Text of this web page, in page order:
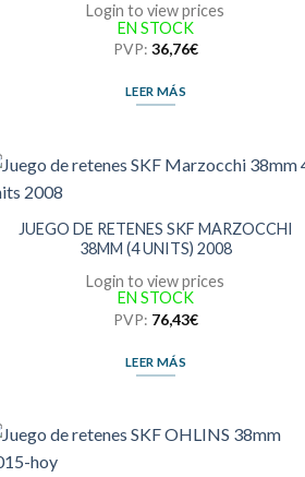
Login to view prices
EN STOCK
PVP: 36,76€
LEER MÁS
JUEGO DE RETENES SKF MARZOCCHI
38MM (4 UNITS) 2008
Login to view prices
EN STOCK
PVP: 76,43€
LEER MÁS